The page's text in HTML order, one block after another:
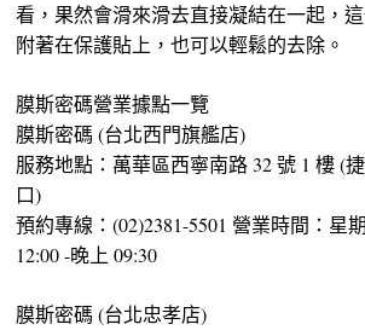
看，果然會滑來滑去直接凝結在一起，
附著在保護貼上，也可以輕鬆的去除。
膜斯密碼營業據點一覽
膜斯密碼 (台北西門旗艦店)
服務地點：萬華區西寧南路 32 號 1 樓 (
口)
預約專線：(02)2381-5501 營業時間：星
12:00 -晚上 09:30
膜斯密碼 (台北忠孝店)